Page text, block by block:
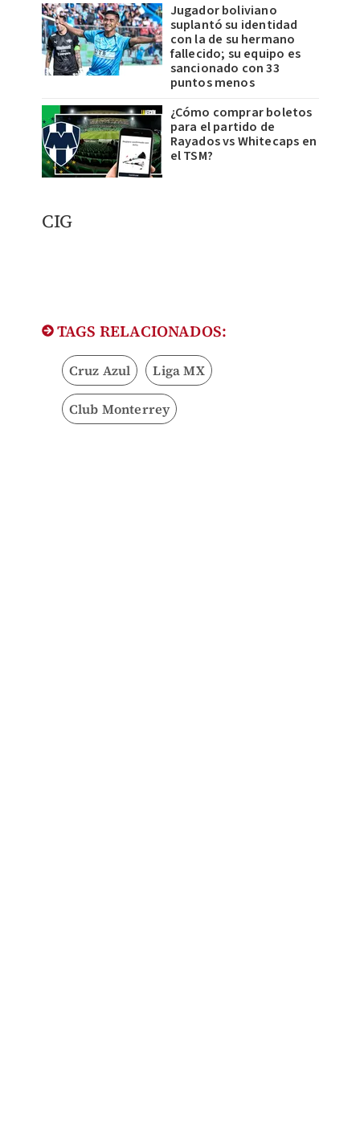
Jugador boliviano
suplantó su identidad
con la de su hermano
fallecido; su equipo es
sancionado con 33
puntos menos
¿Cómo comprar boletos
para el partido de
Rayados vs Whitecaps en
el TSM?
​CIG
TAGS RELACIONADOS:
Cruz Azul Liga MX
Club Monterrey